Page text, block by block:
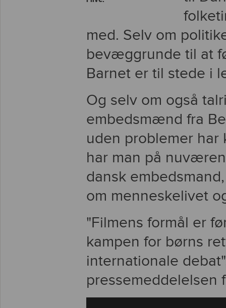
med. Selv om
bevæggrunde til at
Barnet er til stede i
Og selv om også
embedsmænd fra
uden problemer har
har man på
dansk
om menneskelivet
"Filmens formål er
kampen for børns
internationale
pressemeddelelsen